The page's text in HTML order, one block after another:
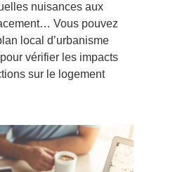
nuisances aux
Vous pouvez
local d’urbanisme
vérifier les impacts
sur le logement